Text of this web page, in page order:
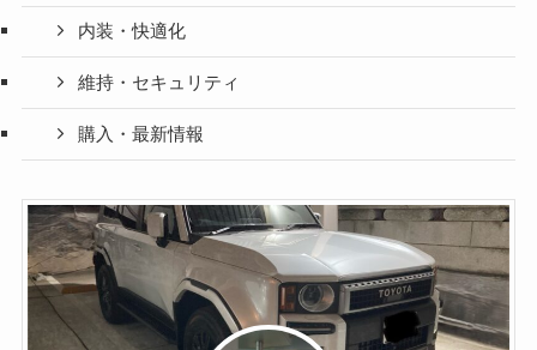
内装・快適化
維持・セキュリティ
購入・最新情報